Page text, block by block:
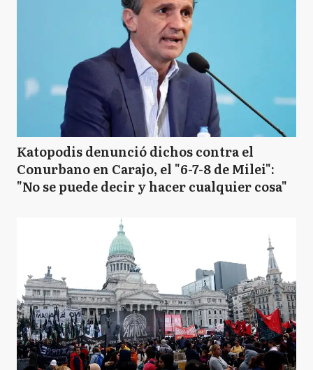
Katopodis denunció dichos contra el
Conurbano en Carajo, el "6-7-8 de Milei":
"No se puede decir y hacer cualquier cosa"